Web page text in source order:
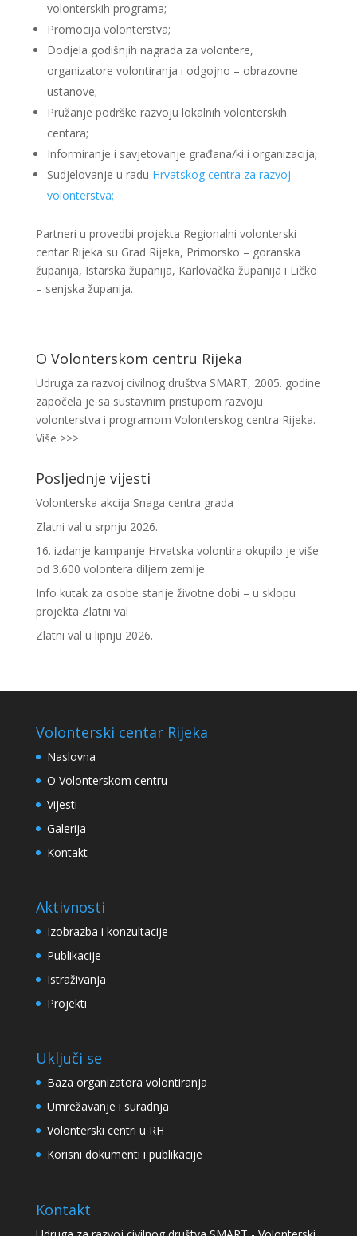
volonterskih programa;
Promocija volonterstva;
Dodjela godišnjih nagrada za volontere,
organizatore volontiranja i odgojno – obrazovne
ustanove;
Pružanje podrške razvoju lokalnih volonterskih
centara;
Informiranje i savjetovanje građana/ki i organizacija;
Sudjelovanje u radu Hrvatskog centra za razvoj
volonterstva;
Partneri u provedbi projekta Regionalni volonterski
centar Rijeka su Grad Rijeka, Primorsko – goranska
županija, Istarska županija, Karlovačka županija i Ličko
– senjska županija.
O Volonterskom centru Rijeka
Udruga za razvoj civilnog društva SMART, 2005. godine
započela je sa sustavnim pristupom razvoju
volonterstva i programom Volonterskog centra Rijeka.
Više >>>
Posljednje vijesti
Volonterska akcija Snaga centra grada
Zlatni val u srpnju 2026.
16. izdanje kampanje Hrvatska volontira okupilo je više
od 3.600 volontera diljem zemlje
Info kutak za osobe starije životne dobi – u sklopu
projekta Zlatni val
Zlatni val u lipnju 2026.
Volonterski centar Rijeka
Naslovna
O Volonterskom centru
Vijesti
Galerija
Kontakt
Aktivnosti
Izobrazba i konzultacije
Publikacije
Istraživanja
Projekti
Uključi se
Baza organizatora volontiranja
Umrežavanje i suradnja
Volonterski centri u RH
Korisni dokumenti i publikacije
Kontakt